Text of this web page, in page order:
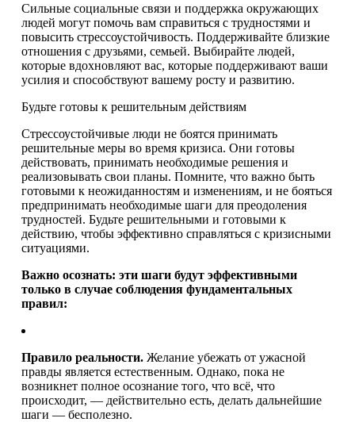
Сильные социальные связи и поддержка окружающих
людей могут помочь вам справиться с трудностями и
повысить стрессоустойчивость. Поддерживайте близкие
отношения с друзьями, семьей. Выбирайте людей,
которые вдохновляют вас, которые поддерживают ваши
усилия и способствуют вашему росту и развитию.
Будьте готовы к решительным действиям
Стрессоустойчивые люди не боятся принимать
решительные меры во время кризиса. Они готовы
действовать, принимать необходимые решения и
реализовывать свои планы. Помните, что важно быть
готовыми к неожиданностям и изменениям, и не бояться
предпринимать необходимые шаги для преодоления
трудностей. Будьте решительными и готовыми к
действию, чтобы эффективно справляться с кризисными
ситуациями.
Важно осознать: эти шаги будут эффективными
только в случае соблюдения фундаментальных
правил:
Правило реальности.Желание убежать от ужасной
правды является естественным. Однако, пока не
возникнет полное осознание того, что всё, что
происходит, — действительно есть, делать дальнейшие
шаги — бесполезно.